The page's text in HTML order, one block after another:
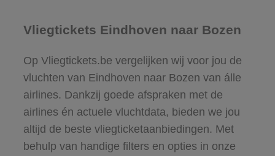
Vliegtickets Eindhoven naar Bozen
Op Vliegtickets.be vergelijken wij voor jou de
vluchten van Eindhoven naar Bozen van álle
airlines. Dankzij goede afspraken met de
airlines én actuele vluchtdata, bieden we jou
altijd de beste vliegticketaanbiedingen. Met
behulp van handige filters en opties in onze